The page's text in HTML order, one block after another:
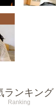
ランキング
Ranking